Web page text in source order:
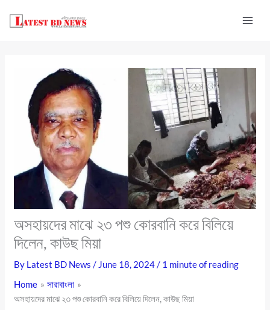
অসহায়দের মাঝে ২৩ পশু কোরবানি করে বিলিয়ে
দিলেন, কাউছ মিয়া
By Latest BD News/ June 18, 2024/ 1 minute of reading
Home
সারাবাংলা
অসহায়দের মাঝে ২৩ পশু কোরবানি করে বিলিয়ে দিলেন, কাউছ মিয়া